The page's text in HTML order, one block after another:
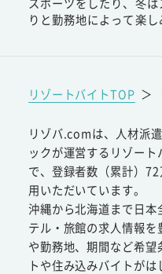
りと勤務地によって楽し
リゾートバイトTOP ＞
リゾバ.comは、人材派
ックが運営するリゾー
で、登録者数（累計）
用いただいています。
沖縄から北海道まで日
テル・旅館の求人情報
や勤務地、期間など希
トや住み込みバイトが